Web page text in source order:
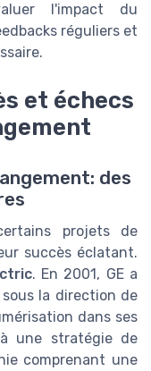
l'impact du
réguliers et
et échecs
des
projets de
succès éclatant.
. En 2001, GE a
la direction de
dans ses
une stratégie de
comprenant une